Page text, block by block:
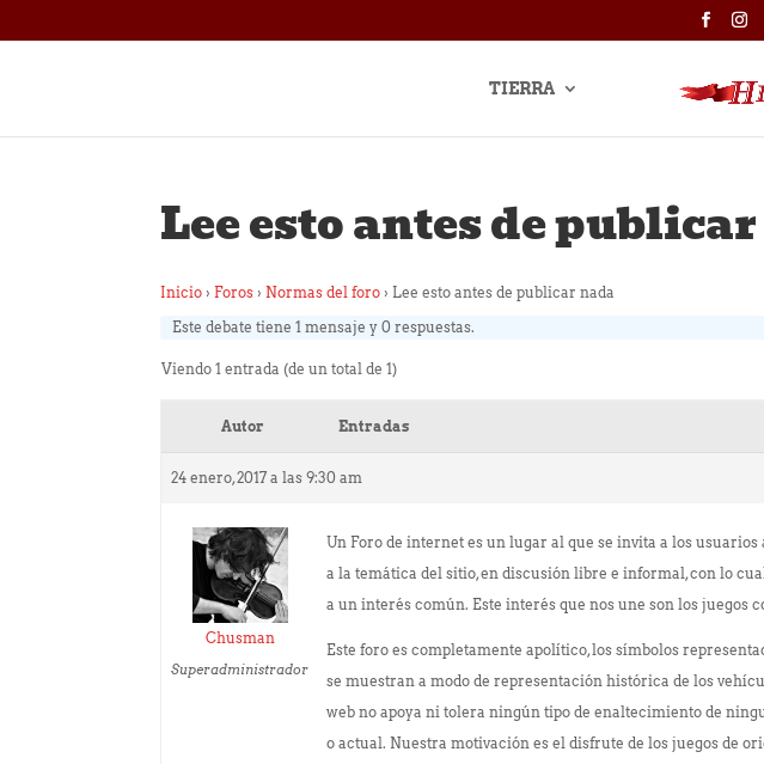
TIERRA
Lee esto antes de
Inicio › Foros › Normas del foro › Lee esto antes de publicar nada
Este debate tiene 1 mensaje y 0 respuestas.
Viendo 1 entrada (de un total de 1)
Autor Entradas
24 enero, 2017 a las 9:30 am
Chusman
Superadministrador
Un Foro de internet es un lugar al que se invita a los
a la temática del sitio, en discusión libre e informal, con lo
a un interés común. Este interés que nos une son los juegos
Este foro es completamente apolítico, los símbolos
se muestran a modo de representación histórica de los
web no apoya ni tolera ningún tipo de enaltecimiento de
o actual. Nuestra motivación es el disfrute de los juegos de